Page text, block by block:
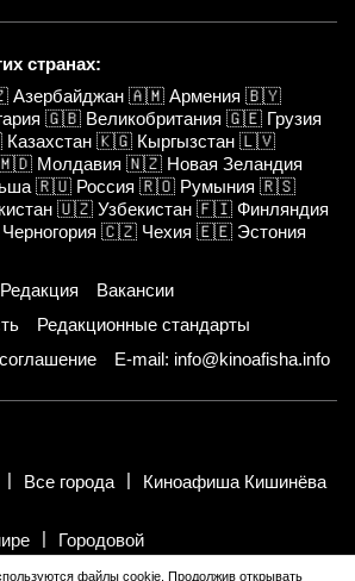
странах:
Азербайджан 🇦🇲 Армения 🇧🇾
🇬🇧 Великобритания 🇬🇪 Грузия
Казахстан 🇰🇬 Кыргызстан 🇱🇻
Молдавия 🇳🇿 Новая Зеландия
🇷🇺 Россия 🇷🇴 Румыния 🇷🇸
🇺🇿 Узбекистан 🇫🇮 Финляндия
Черногория 🇨🇿 Чехия 🇪🇪 Эстония
Редакция
Вакансии
Редакционные стандарты
E-mail: info@kinoafisha.info
Все города Киноафиша Кишинёва
Городовой
файлы cookie. Продолжив открывать